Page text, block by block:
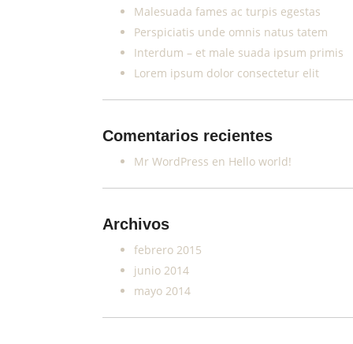
Malesuada fames ac turpis egestas
Perspiciatis unde omnis natus tatem
Interdum – et male suada ipsum primis
Lorem ipsum dolor consectetur elit
Comentarios recientes
Mr WordPress en Hello world!
Archivos
febrero 2015
junio 2014
mayo 2014